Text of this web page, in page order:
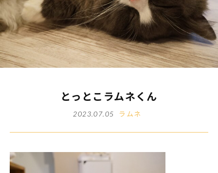
とっとこラムネくん
2023.07.05 ラムネ